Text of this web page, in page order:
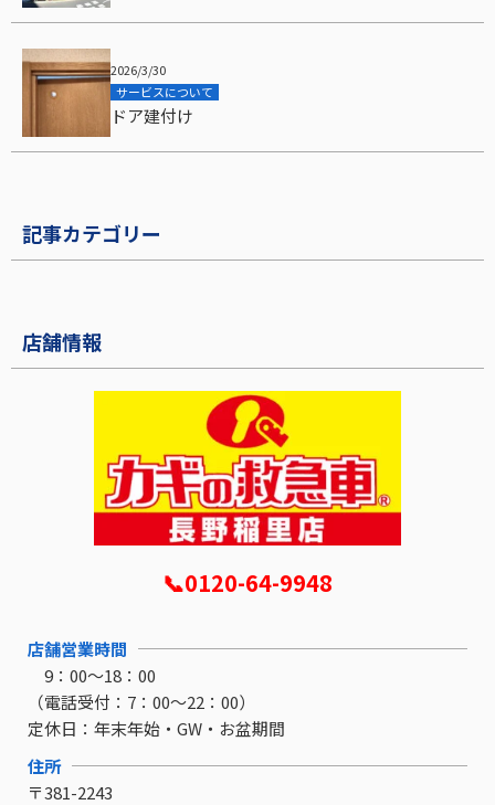
2026/3/30
サービスについて
ドア建付け
記事カテゴリー
店舗情報
📞0120-64-9948
店舗営業時間
9：00～18：00
（電話受付：7：00～22：00）
定休日： 年末年始・GW・お盆期間
住所
〒381-2243